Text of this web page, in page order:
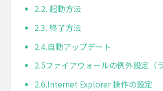
2.2. 起動方法
2.3. 終了方法
2.4.自動アップデート
2.5ファイアウォールの例外設定（
2.6.Internet Explorer 操作の設定